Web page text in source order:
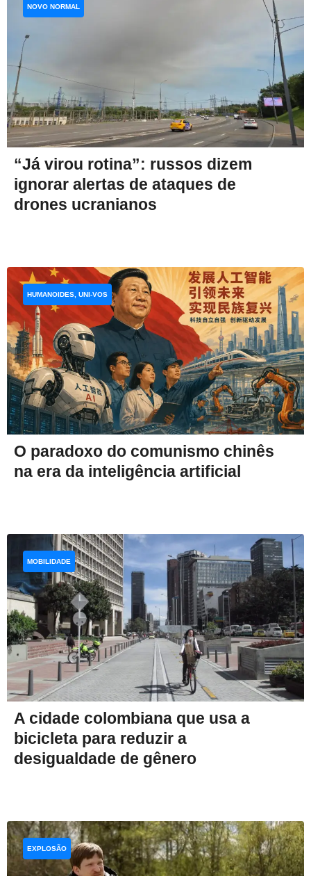
“Já virou rotina”: russos dizem
ignorar alertas de ataques de
drones ucranianos
NOVO NORMAL
O paradoxo do comunismo chinês
na era da inteligência artificial
HUMANOIDES, UNI-VOS
A cidade colombiana que usa a
bicicleta para reduzir a
desigualdade de gênero
MOBILIDADE
EXPLOSÃO